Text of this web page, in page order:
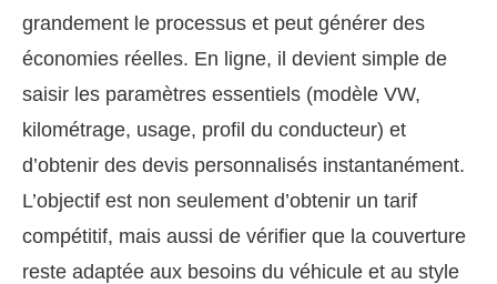
grandement le processus et peut générer des
économies réelles. En ligne, il devient simple de
saisir les paramètres essentiels (modèle VW,
kilométrage, usage, profil du conducteur) et
d’obtenir des devis personnalisés instantanément.
L’objectif est non seulement d’obtenir un tarif
compétitif, mais aussi de vérifier que la couverture
reste adaptée aux besoins du véhicule et au style